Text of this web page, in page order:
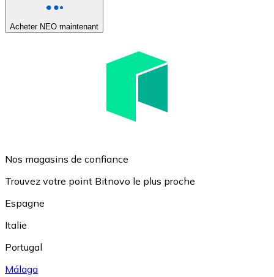
Acheter NEO maintenant
Nos magasins de confiance
Trouvez votre point Bitnovo le plus proche
Espagne
Italie
Portugal
Málaga